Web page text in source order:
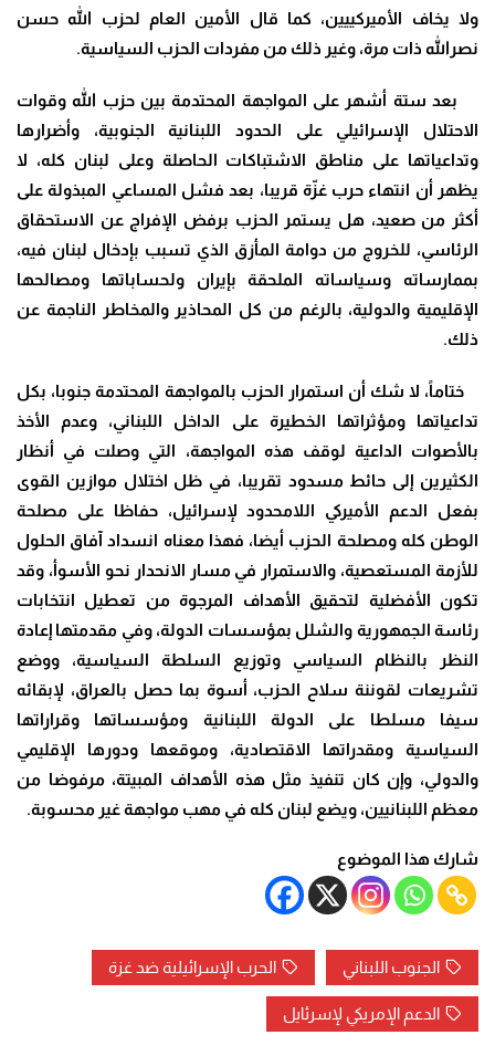
ولا يخاف الأميركييين، كما قال الأمين العام لحزب الله حسن
نصرالله ذات مرة، وغير ذلك من مفردات الحزب السياسية.
بعد ستة أشهر على المواجهة المحتدمة بين حزب الله وقوات
الاحتلال الإسرائيلي على الحدود اللبنانية الجنوبية، وأضرارها
وتداعياتها على مناطق الاشتباكات الحاصلة وعلى لبنان كله، لا
يظهر أن انتهاء حرب غزّة قريبا، بعد فشل المساعي المبذولة على
أكثر من صعيد، هل يستمر الحزب برفض الإفراج عن الاستحقاق
الرئاسي، للخروج من دوامة المأزق الذي تسبب بإدخال لبنان فيه،
بممارساته وسياساته الملحقة بإيران ولحساباتها ومصالحها
الإقليمية والدولية، بالرغم من كل المحاذير والمخاطر الناجمة عن
ذلك.
‎ ختاماً، لا شك أن استمرار الحزب بالمواجهة المحتدمة جنوبا، بكل
تداعياتها ومؤثراتها الخطيرة على الداخل اللبناني، وعدم الأخذ
بالأصوات الداعية لوقف هذه المواجهة، التي وصلت في أنظار
الكثيرين إلى حائط مسدود تقريبا، في ظل اختلال موازين القوى
بفعل الدعم الأميركي اللامحدود لإسرائيل، حفاظا على مصلحة
الوطن كله ومصلحة الحزب أيضا، فهذا معناه انسداد آفاق الحلول
للأزمة المستعصية، والاستمرار في مسار الانحدار نحو الأسوأ، وقد
تكون الأفضلية لتحقيق الأهداف المرجوة من تعطيل انتخابات
رئاسة الجمهورية والشلل بمؤسسات الدولة، وفي مقدمتها إعادة
النظر بالنظام السياسي وتوزيع السلطة السياسية، ووضع
تشريعات لقوننة سلاح الحزب، أسوة بما حصل بالعراق، لإبقائه
سيفا مسلطا على الدولة اللبنانية ومؤسساتها وقراراتها
السياسية ومقدراتها الاقتصادية، وموقعها ودورها الإقليمي
والدولي، وإن كان تنفيذ مثل هذه الأهداف المبيتة، مرفوضا من
معظم اللبنانيين، ويضع لبنان كله في مهب مواجهة غير محسوبة.
شارك هذا الموضوع
الجنوب اللبناني الحرب الإسرائيلية ضد غزة
الدعم الإمريكي لإسرئايل